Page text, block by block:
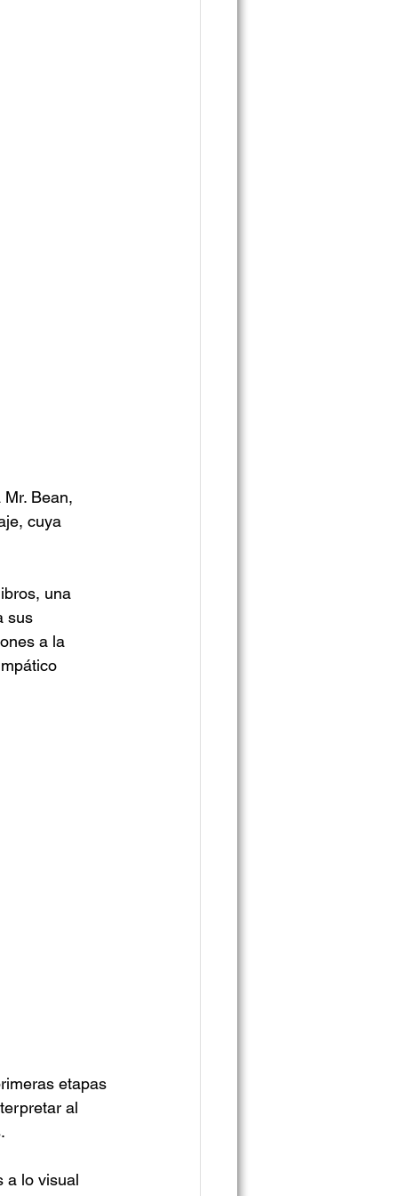
Bean,
cuya
una
sus
a la
etapas
al
a lo visual